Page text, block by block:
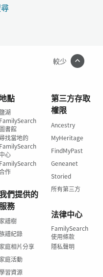
較少
點
鹽湖
FamilySearch
圖書館
找當地的
FamilySearch
中心
FamilySearch
作
們提供的
服務
家譜樹
譜紀錄
家庭相片分享
家庭活動
習資源
第三方存取
權限
Ancestry
MyHeritage
FindMyPast
Geneanet
Storied
所有第三方
法律中心
FamilySearch
使用條款
隱私聲明